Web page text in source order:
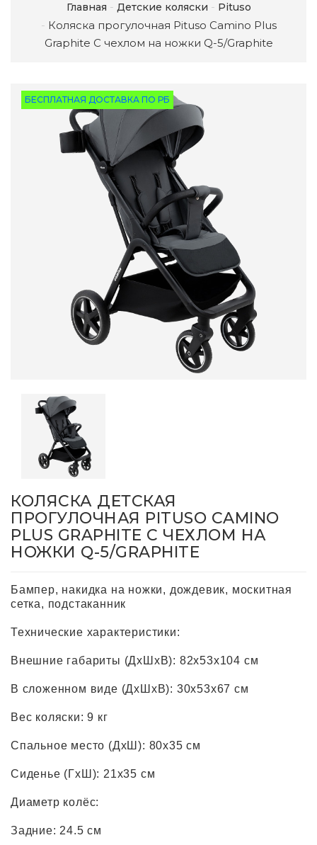
Главная Детские коляски Pituso
Коляска прогулочная Pituso Camino Plus
Graphite С чехлом на ножки Q-5/Graphite
БЕСПЛАТНАЯ ДОСТАВКА ПО РБ
КОЛЯСКА ДЕТСКАЯ
ПРОГУЛОЧНАЯ PITUSO CAMINO
PLUS GRAPHITE С ЧЕХЛОМ НА
НОЖКИ Q-5/GRAPHITE
Бампер, накидка на ножки, дождевик, москитная
сетка, подстаканник
Технические характеристики:
Внешние габариты (ДхШхВ): 82х53х104 см
В сложенном виде (ДхШхВ): 30х53х67 см
Вес коляски: 9 кг
Спальное место (ДхШ): 80x35 см
Сиденье (ГхШ): 21х35 см
Диаметр колёс:
Задние: 24.5 см